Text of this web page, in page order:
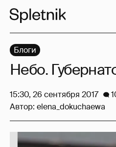
Блоги
Небо.
15:30, 26 сентября 2017
Автор: elena_dokuchaewa